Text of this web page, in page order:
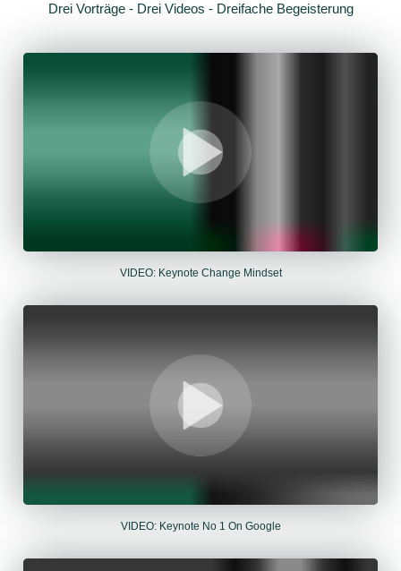
Drei Vorträge - Drei Videos - Dreifache Begeisterung
VIDEO: Keynote Change Mindset
VIDEO: Keynote No 1 On Google